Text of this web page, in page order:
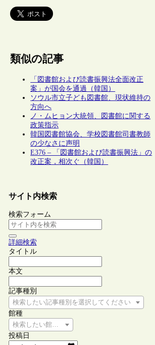
類似の記事
「図書館および読書振興法全面改正
案」が国会を通過（韓国）
ソウル市立子ども図書館、現状維持の
方向へ
ノ・ムヒョン大統領、図書館に関する
政策指示
韓国図書館協会、学校図書館司書教師
の少なさに声明
E376 – 「図書館および読書振興法」の
改正案，相次ぐ（韓国）
サイト内検索
検索フォーム
詳細検索
タイトル
本文
記事種別
検索したい記事種別を選択してください
館種
検索したい館種を選択してください
投稿日